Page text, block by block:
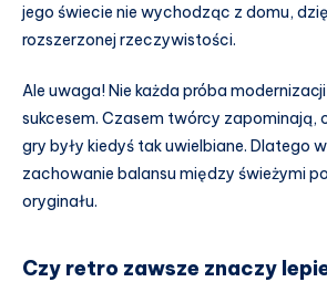
jego świecie nie wychodząc z domu,
rozszerzonej rzeczywistości.
Ale uwaga! Nie każda próba
sukcesem. Czasem twórcy zapominają,
gry były kiedyś tak uwielbiane. Dlatego
zachowanie balansu między świeżymi
oryginału.
Czy retro zawsze znaczy